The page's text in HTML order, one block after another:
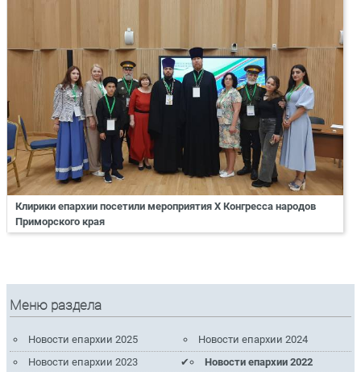
Клирики епархии посетили мероприятия X Конгресса народов
Приморского края
Меню раздела
Новости епархии 2025
Новости епархии 2024
Новости епархии 2023
Новости епархии 2022